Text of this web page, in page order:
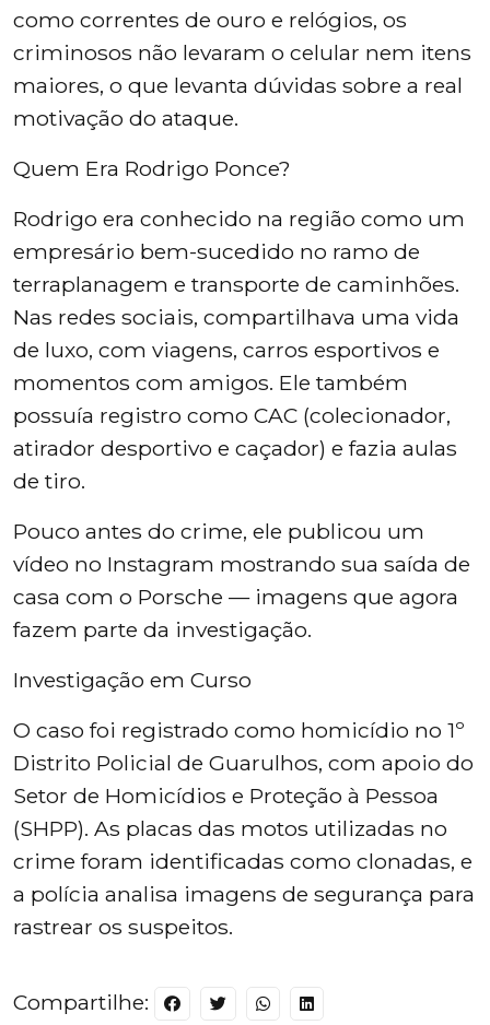
como correntes de ouro e relógios, os
criminosos não levaram o celular nem itens
maiores, o que levanta dúvidas sobre a real
motivação do ataque.
Quem Era Rodrigo Ponce?
Rodrigo era conhecido na região como um
empresário bem-sucedido no ramo de
terraplanagem e transporte de caminhões.
Nas redes sociais, compartilhava uma vida
de luxo, com viagens, carros esportivos e
momentos com amigos. Ele também
possuía registro como CAC (colecionador,
atirador desportivo e caçador) e fazia aulas
de tiro.
Pouco antes do crime, ele publicou um
vídeo no Instagram mostrando sua saída de
casa com o Porsche — imagens que agora
fazem parte da investigação.
Investigação em Curso
O caso foi registrado como homicídio no 1º
Distrito Policial de Guarulhos, com apoio do
Setor de Homicídios e Proteção à Pessoa
(SHPP). As placas das motos utilizadas no
crime foram identificadas como clonadas, e
a polícia analisa imagens de segurança para
rastrear os suspeitos.
Compartilhe: